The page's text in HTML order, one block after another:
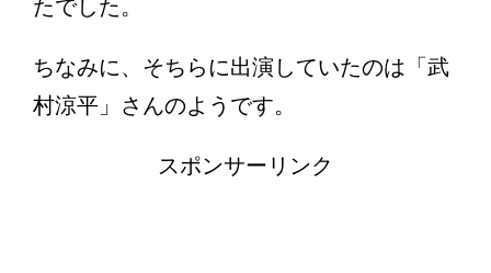
たでした。
ちなみに、そちらに出演していたのは「武
村涼平」さんのようです。
スポンサーリンク